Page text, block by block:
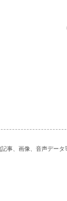
事、画像、音声デー